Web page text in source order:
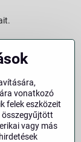
vonatkozó
felek eszközeit
összegyűjtött
vagy más